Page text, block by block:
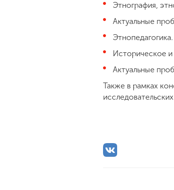
Этнография,
Актуальные
Этнопедагогика.
Историческое и
Актуальные
Также в рамках